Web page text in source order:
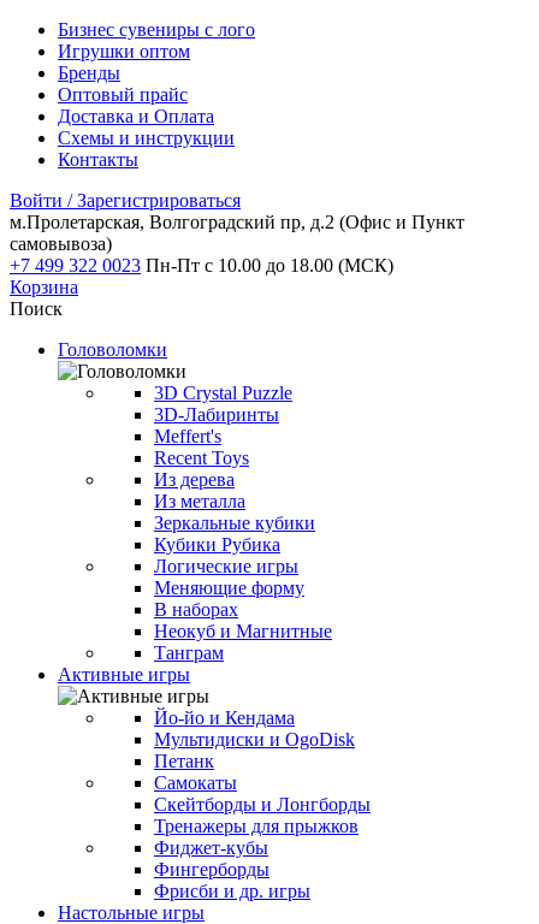
Бизнес сувениры с лого
Игрушки оптом
Бренды
Оптовый прайс
Доставка и Оплата
Схемы и инструкции
Контакты
Войти / Зарегистрироваться
м.Пролетарская, Волгоградский пр, д.2 (Офис и Пункт
самовывоза)
+7 499 322 0023 Пн-Пт с 10.00 до 18.00 (МСК)
Корзина
Поиск
Головоломки
3D Crystal Puzzle
3D-Лабиринты
Meffert's
Recent Toys
Из дерева
Из металла
Зеркальные кубики
Кубики Рубика
Логические игры
Меняющие форму
В наборах
Неокуб и Магнитные
Танграм
Активные игры
Йо-йо и Кендама
Мультидиски и OgoDisk
Петанк
Самокаты
Скейтборды и Лонгборды
Тренажеры для прыжков
Фиджет-кубы
Фингерборды
Фрисби и др. игры
Настольные игры